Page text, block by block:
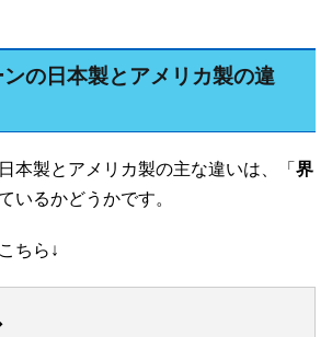
の日本製とアメリカ製の違
本製とアメリカ製の主な違いは、「 界
いるかどうかです。
ちら↓